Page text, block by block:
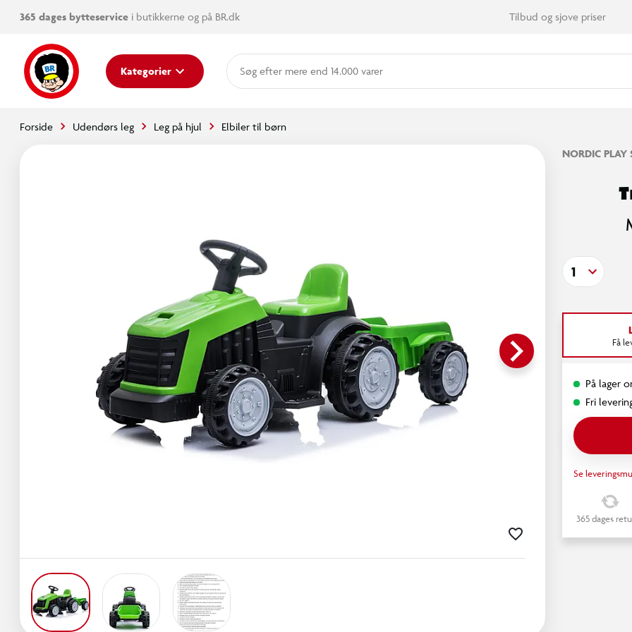
365 dages bytteservice i butikkerne og på BR.dk Tilbud og sjove priser
Kategorier mere end 14.000 varer
Forside Udendørs leg Leg på hjul Elbiler til børn
keyboard_arrow_right
NORDIC PLAY
1
Få
På lager
Fri
Se
365 dages